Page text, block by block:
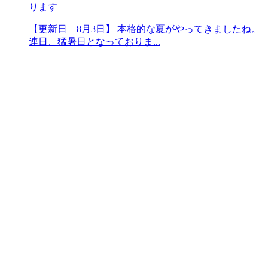
ります
【更新日 8月3日】 本格的な夏がやってきましたね。
連日、猛暑日となっておりま...